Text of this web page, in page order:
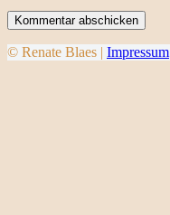
Kommentar abschicken
© Renate Blaes | Impressum